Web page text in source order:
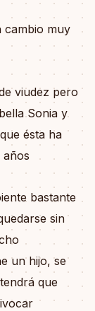
cambio muy
viudez pero
Sonia y
ésta ha
años
bastante
sin
un hijo, se
que